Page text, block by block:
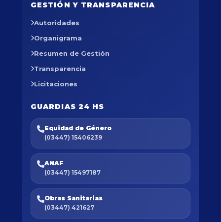
GESTIÓN Y TRANSPARENCIA
Autoridades
Organigrama
Resumen de Gestión
Transparencia
Licitaciones
GUARDIAS 24 HS
Equidad de Género
(03447) 15406239
ANAF
(03447) 15497187
Obras Sanitarias
(03447) 421627